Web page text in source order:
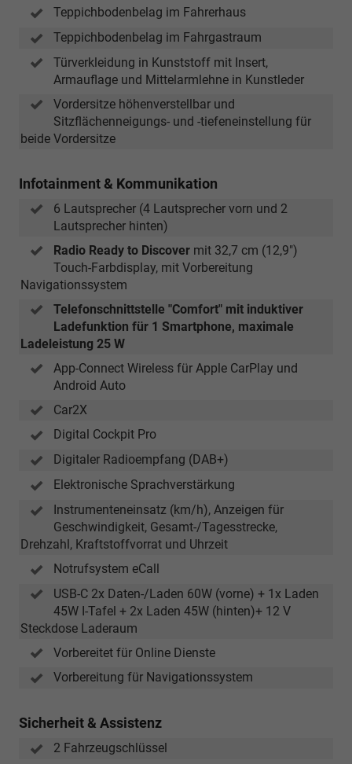
Teppichbodenbelag im Fahrerhaus
Teppichbodenbelag im Fahrgastraum
Türverkleidung in Kunststoff mit Insert,
Armauflage und Mittelarmlehne in Kunstleder
Vordersitze höhenverstellbar und
Sitzflächenneigungs- und -tiefeneinstellung für
beide Vordersitze
Infotainment & Kommunikation
6 Lautsprecher (4 Lautsprecher vorn und 2
Lautsprecher hinten)
Radio Ready to Discover mit 32,7 cm (12,9")
Touch-Farbdisplay, mit Vorbereitung
Navigationssystem
Telefonschnittstelle "Comfort" mit induktiver
Ladefunktion für 1 Smartphone, maximale
Ladeleistung 25 W
App-Connect Wireless für Apple CarPlay und
Android Auto
Car2X
Digital Cockpit Pro
Digitaler Radioempfang (DAB+)
Elektronische Sprachverstärkung
Instrumenteneinsatz (km/h), Anzeigen für
Geschwindigkeit, Gesamt-/Tagesstrecke,
Drehzahl, Kraftstoffvorrat und Uhrzeit
Notrufsystem eCall
USB-C 2x Daten-/Laden 60W (vorne) + 1x Laden
45W I-Tafel + 2x Laden 45W (hinten)+ 12 V
Steckdose Laderaum
Vorbereitet für Online Dienste
Vorbereitung für Navigationssystem
Sicherheit & Assistenz
2 Fahrzeugschlüssel